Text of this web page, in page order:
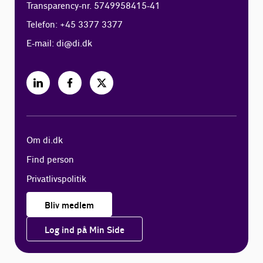
Transparency-nr. 5749958415-41
Telefon: +45 3377 3377
E-mail:di@di.dk
Om di.dk
Find person
Privatlivspolitik
Bliv medlem
Log ind på Min Side